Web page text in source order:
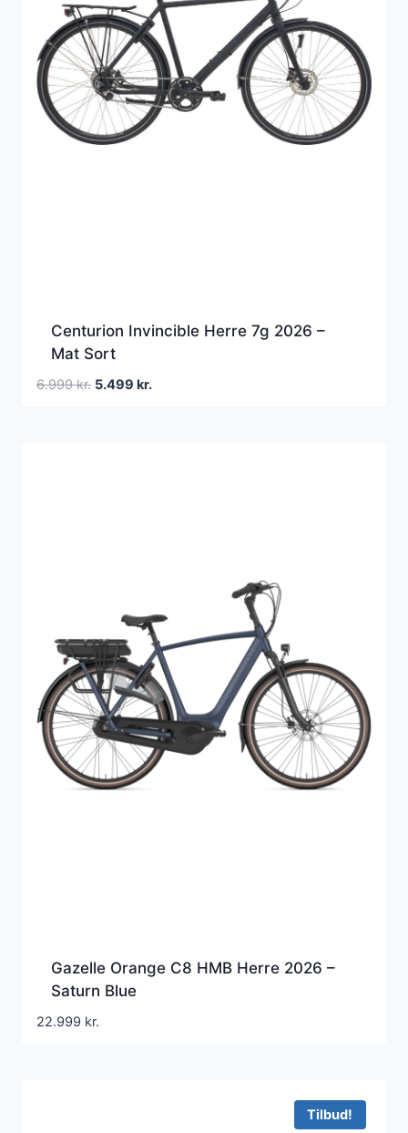
Centurion Invincible Herre 7g 2026 –
Mat Sort
6.999kr. Den
5.499 kr.Den
Gazelle Orange C8 HMB Herre 2026 –
Saturn Blue
22.999 kr.
Tilbud!